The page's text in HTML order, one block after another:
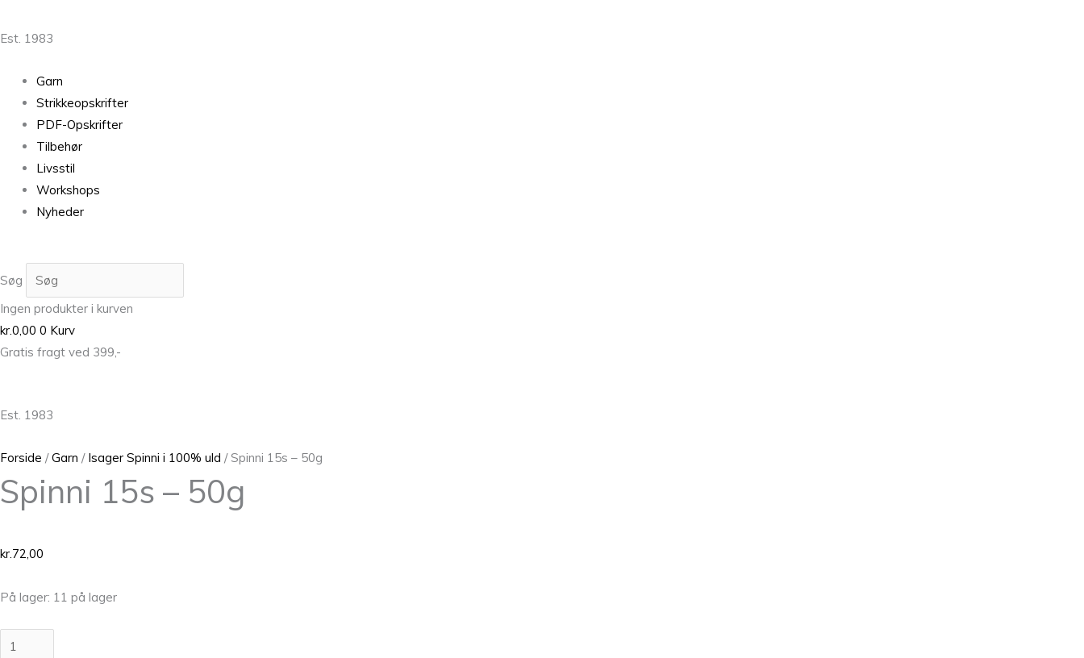
Est. 1983
Garn
Strikkeopskrifter
PDF-Opskrifter
Tilbehør
Livsstil
Workshops
Nyheder
Søg
Ingen produkter i kurven
kr.0,00 0 Kurv
Gratis fragt ved 399,-
Est. 1983
Forside /Garn / Isager Spinni i 100% uld / Spinni 15s – 50g
Spinni 15s – 50g
kr.72,00
På lager: 11 på lager